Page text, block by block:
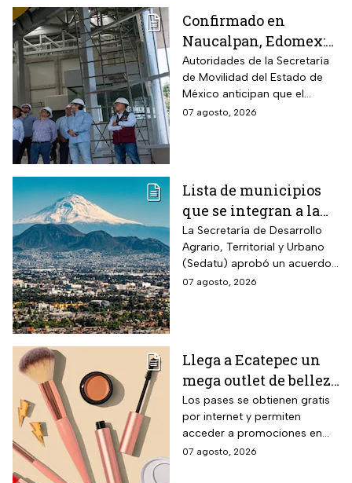
Confirmado en
Naucalpan, Edomex:
la Línea 3 del
Mexicable llega al
71,4% de avance y
anuncian cuándo
Autoridades de la Secretaría
de Movilidad del Estado de
México anticipan que el
transporte teleférico reducirá
07 agosto, 2026
Lista de municipios
que se integran a la
Zona Metropolitana
del Valle de México
La Secretaría de Desarrollo
Agrario, Territorial y Urbano
(Sedatu) aprobó un acuerdo
para que se integren más
07 agosto, 2026
Llega a Ecatepec un
mega outlet de belleza
con entrada gratis y
descuentos de hasta el
80% durante 5 días
consecutivos en
Los pases se obtienen gratis
por internet y permiten
acceder a promociones en
maquillaje, perfumes y
07 agosto, 2026